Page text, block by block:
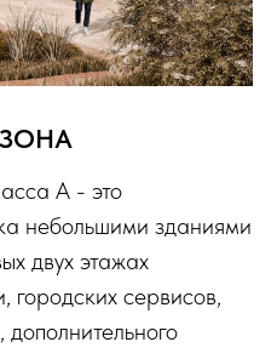
А - это
небольшими зданиями
двух этажах
городских сервисов,
дополнительного